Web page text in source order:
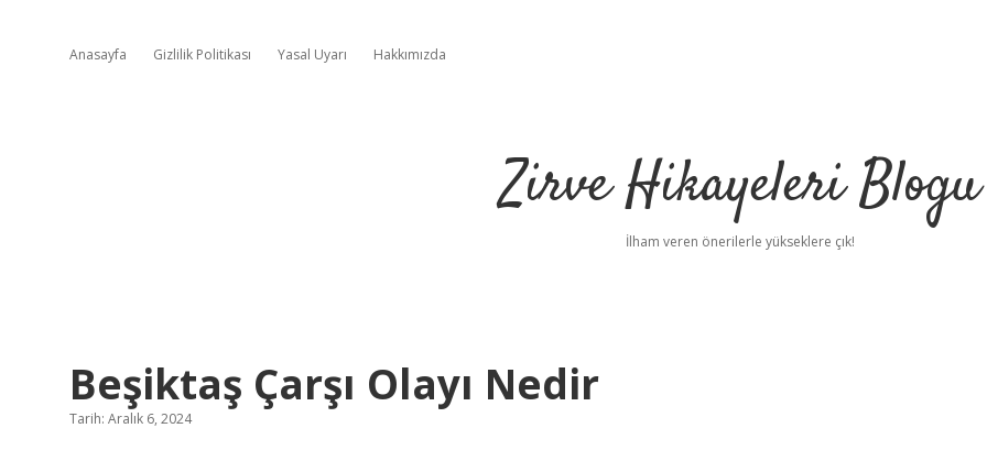
Anasayfa Gizlilik Politikası Yasal Uyarı Hakkımızda
Zirve Hikayeleri Blogu
İlham veren önerilerle yükseklere çık!
Beşiktaş Çarşı Olayı Nedir
Tarih: Aralık 6, 2024